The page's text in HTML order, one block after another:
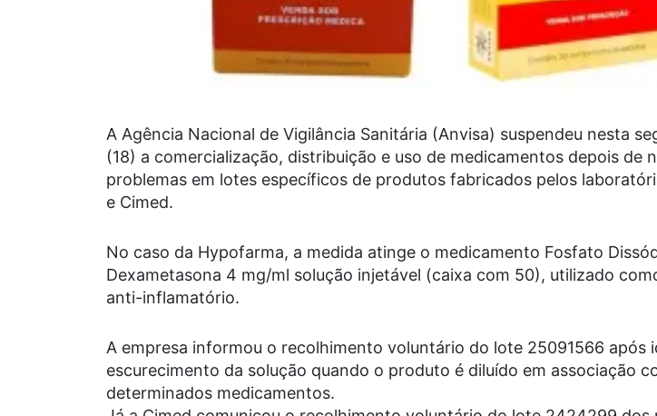
A Agência Nacional de Vigilância Sanitária (Anvisa) suspendeu nesta
(18) a comercialização, distribuição e uso de medicamentos depois de
problemas em lotes específicos de produtos fabricados pelos
e Cimed.
No caso da Hypofarma, a medida atinge o medicamento Fosfato
Dexametasona 4 mg/ml solução injetável (caixa com 50), utilizado
anti-inflamatório.
A empresa informou o recolhimento voluntário do lote 25091566 após
escurecimento da solução quando o produto é diluído em associação
determinados medicamentos.